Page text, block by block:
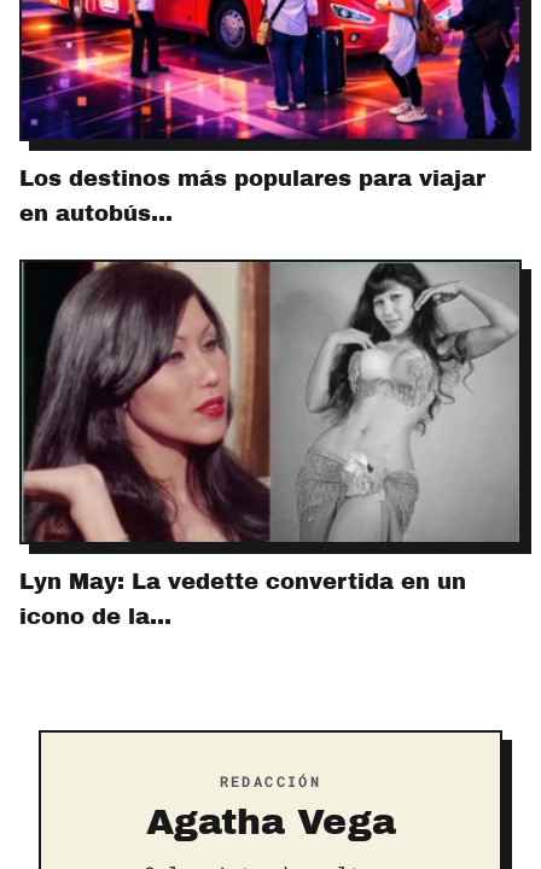
Los destinos más populares para viajar
en autobús…
Lyn May: La vedette convertida en un
icono de la…
REDACCIÓN
Agatha Vega